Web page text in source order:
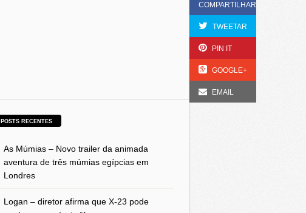
COMPARTILHAR
TWEETAR
PIN IT
GOOGLE+
EMAIL
POSTS RECENTES
As Múmias – Novo trailer da animada
aventura de três múmias egípcias em
Londres
Logan – diretor afirma que X-23 pode